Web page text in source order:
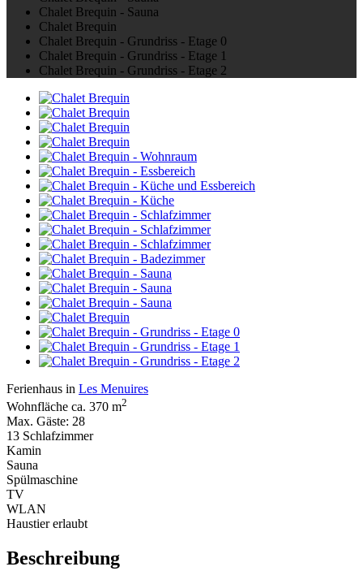
Chalet Brequin - Sauna
Chalet Brequin
Chalet Brequin - Grundriss - Etage 0
Chalet Brequin - Grundriss - Etage 1
Chalet Brequin - Grundriss - Etage 2
Ferienhaus in Les Menuires
Wohnfläche ca. 370 m2
Max. Gäste: 28
13 Schlafzimmer
Kamin
Sauna
Spülmaschine
TV
WLAN
Haustier erlaubt
Beschreibung